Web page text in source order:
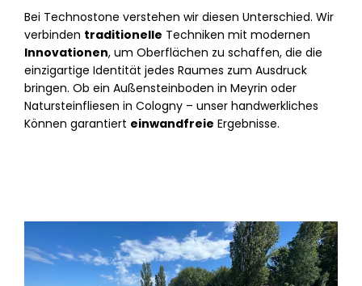
Bei Technostone verstehen wir diesen Unterschied. Wir
verbinden traditionelle Techniken mit modernen
Innovationen, um Oberflächen zu schaffen, die die
einzigartige Identität jedes Raumes zum Ausdruck
bringen. Ob ein Außensteinboden in Meyrin oder
Natursteinfliesen in Cologny – unser handwerkliches
Können garantiert einwandfreie Ergebnisse.